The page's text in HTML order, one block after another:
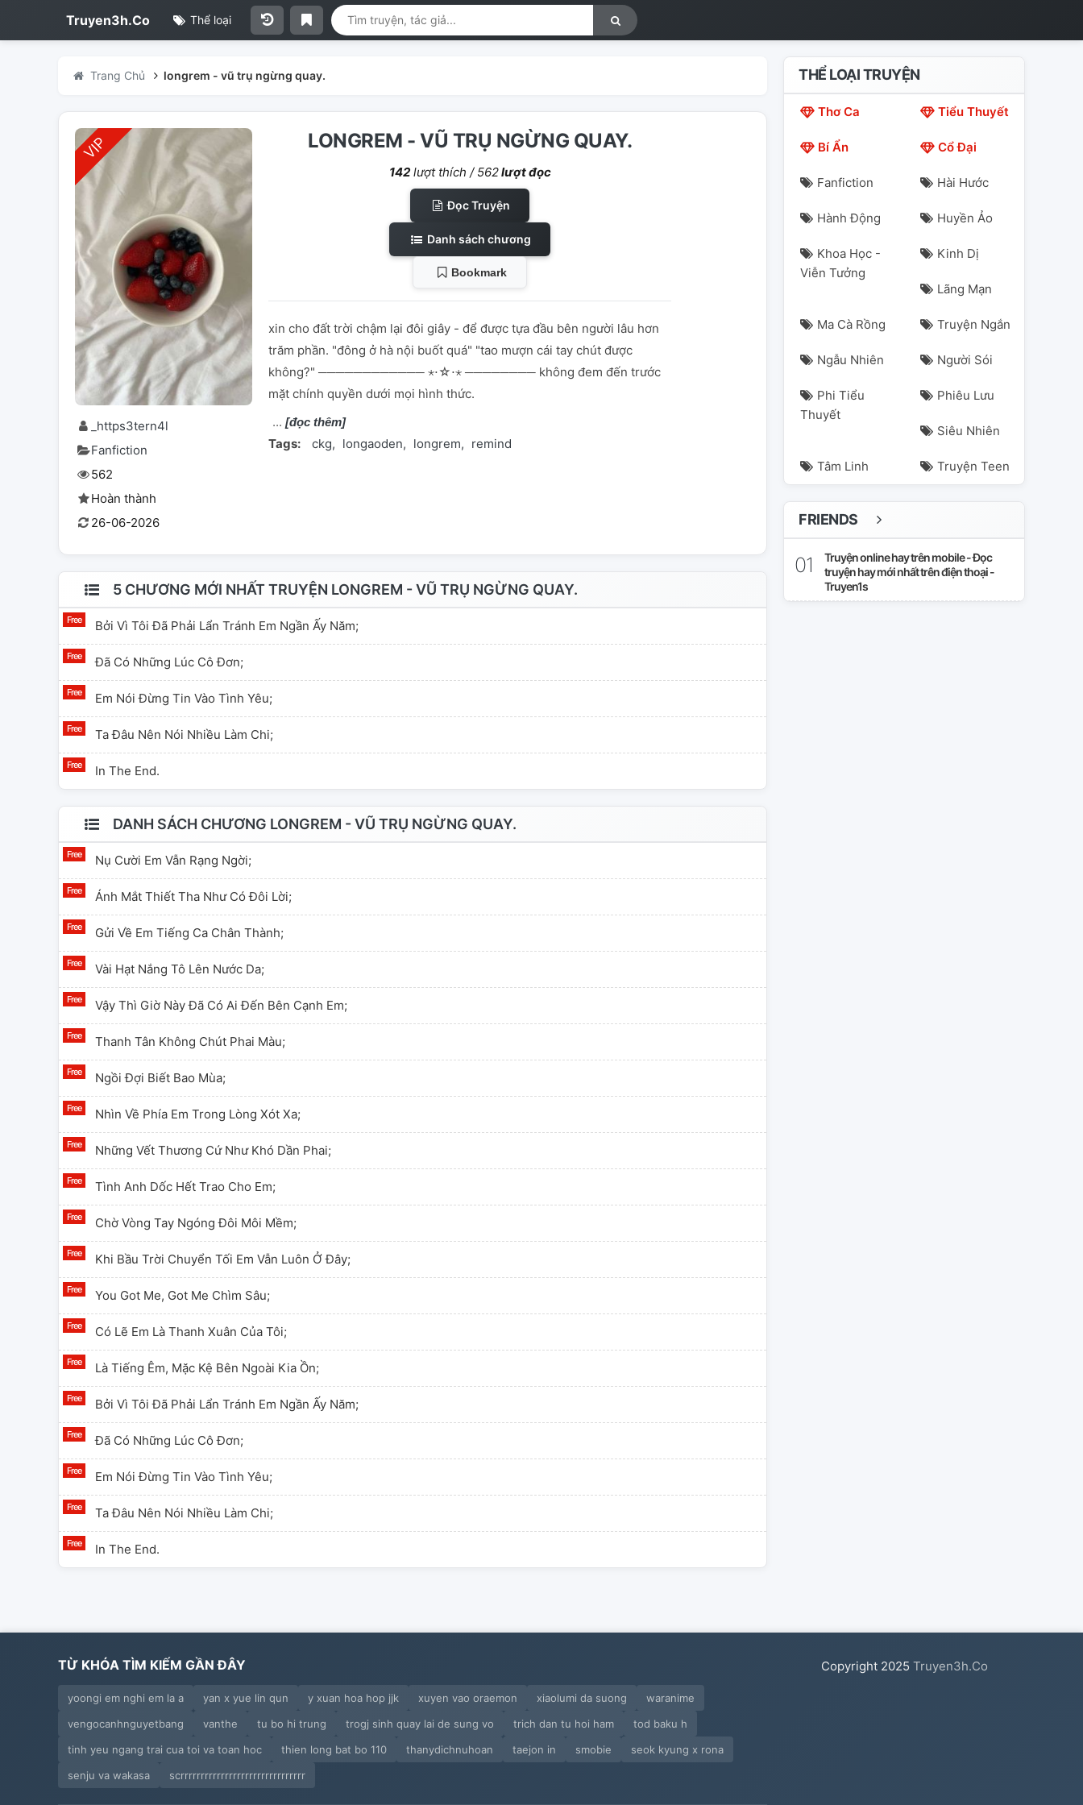
Truyen3h.Co Thể loại
Trang Chủ longrem - vũ trụ ngừng quay.
_https3tern4l
Fanfiction
562
Hoàn thành
26-06-2026
LONGREM - VŨ TRỤ NGỪNG QUAY.
142lượt thích / 562lượt đọc
Đọc Truyện
Danh sách chương
Bookmark
xin cho đất trời chậm lại đôi giây - để được tựa đầu bên người lâu hơn
trăm phần. "đông ở hà nội buốt quá" "tao mượn cái tay chút được
không?" ──────────── ⋆⋅☆⋅⋆ ──────── không đem đến trước
mặt chính quyền dưới mọi hình thức.
[đọc thêm]
Tags: ckg longaoden longrem remind
5 CHƯƠNG MỚI NHẤT TRUYỆN LONGREM - VŨ TRỤ NGỪNG QUAY.
Bởi Vì Tôi Đã Phải Lẩn Tránh Em Ngần Ấy Năm;
Đã Có Những Lúc Cô Đơn;
Em Nói Đừng Tin Vào Tình Yêu;
Ta Đâu Nên Nói Nhiều Làm Chi;
In The End.
DANH SÁCH CHƯƠNG LONGREM - VŨ TRỤ NGỪNG QUAY.
Nụ Cười Em Vẫn Rạng Ngời;
Ánh Mắt Thiết Tha Như Có Đôi Lời;
Gửi Về Em Tiếng Ca Chân Thành;
Vài Hạt Nắng Tô Lên Nước Da;
Vậy Thì Giờ Này Đã Có Ai Đến Bên Cạnh Em;
Thanh Tân Không Chút Phai Màu;
Ngồi Đợi Biết Bao Mùa;
Nhìn Về Phía Em Trong Lòng Xót Xa;
Những Vết Thương Cứ Như Khó Dần Phai;
Tình Anh Dốc Hết Trao Cho Em;
Chờ Vòng Tay Ngóng Đôi Môi Mềm;
Khi Bầu Trời Chuyển Tối Em Vẫn Luôn Ở Đây;
You Got Me, Got Me Chìm Sâu;
Có Lẽ Em Là Thanh Xuân Của Tôi;
Là Tiếng Êm, Mặc Kệ Bên Ngoài Kia Ồn;
Bởi Vì Tôi Đã Phải Lẩn Tránh Em Ngần Ấy Năm;
Đã Có Những Lúc Cô Đơn;
Em Nói Đừng Tin Vào Tình Yêu;
Ta Đâu Nên Nói Nhiều Làm Chi;
In The End.
THỂ LOẠI TRUYỆN
Thơ Ca Tiểu Thuyết
Bí Ẩn Cổ Đại
Fanfiction Hài Hước
Hành Động Huyền Ảo
Khoa Học -
Viễn Tưởng
Kinh Dị
Lãng Mạn
Ma Cà Rồng Truyện Ngắn
Ngẫu Nhiên Người Sói
Phi Tiểu
Thuyết
Phiêu Lưu
Siêu Nhiên
Tâm Linh Truyện Teen
FRIENDS
Truyện online hay trên mobile - Đọc
truyện hay mới nhất trên điện thoại -
Truyen1s
TỪ KHÓA TÌM KIẾM GẦN ĐÂY
yoongi em nghi em la a yan x yue lin qun y xuan hoa hop jjk xuyen vao oraemon xiaolumi da suong
waranime
vengocanhnguyetbang
vanthe tu bo hi trung trogj sinh quay lai de sung vo trich dan tu hoi ham
tod baku h
tinh yeu ngang trai cua toi va toan hoc
thien long bat bo 110 thanydichnuhoan taejon in smobie
seok kyung x rona
senju va wakasa
scrrrrrrrrrrrrrrrrrrrrrrrrrrrrrrr
Copyright 2025 Truyen3h.Co